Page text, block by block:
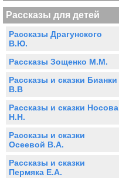
Рассказы для детей
Рассказы Драгунского
В.Ю.
Рассказы Зощенко М.М.
Рассказы и сказки Бианки
В.В
Рассказы и сказки Носова
Н.Н.
Рассказы и сказки
Осеевой В.А.
Рассказы и сказки
Пермяка Е.А.